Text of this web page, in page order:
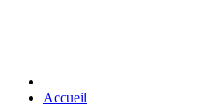
Accueil